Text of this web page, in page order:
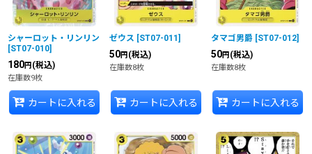
シャーロット・リンリン
[ST07-010]
180円 (税込)
在庫数9枚
カートに入れる
ゼウス [ST07-011]
50円 (税込)
在庫数8枚
カートに入れる
タマゴ男爵 [ST07-012]
50円 (税込)
在庫数8枚
カートに入れる